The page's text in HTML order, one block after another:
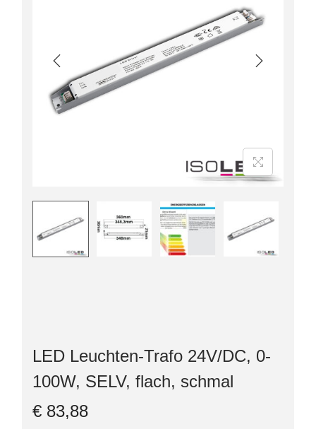
LED Leuchten-Trafo 24V/DC, 0-
100W, SELV, flach, schmal
€ 83,88